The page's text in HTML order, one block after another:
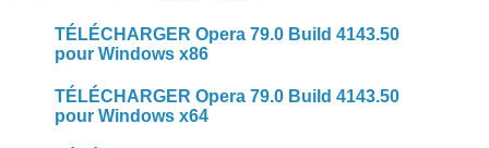
TÉLÉCHARGER Opera 79.0 Build 4143.50
pour Windows x86
TÉLÉCHARGER Opera 79.0 Build 4143.50
pour Windows x64